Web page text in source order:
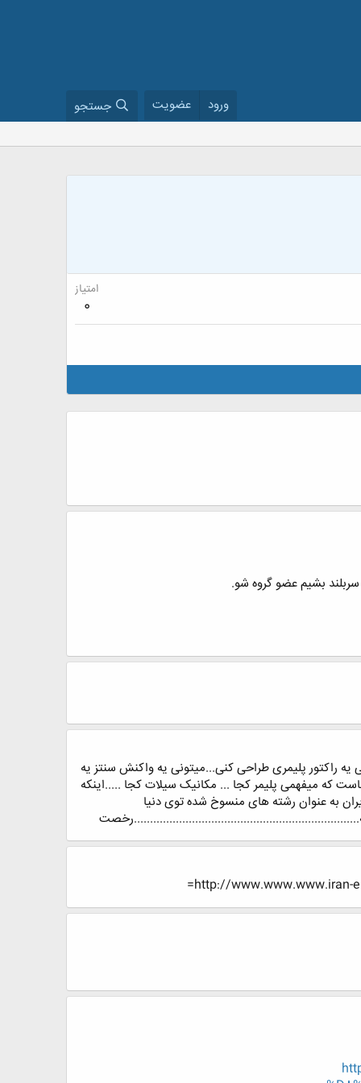
ورود عضویت جستجو
امتیاز
0
بشيم عضو گروه شو.
یه راکتور پلیمری طراحی کنی...میتونی یه واکنش سنتز یه
که میفهمی پلیمر کجا ... مکانیک سیلات کجا .....اینکه
به عنوان رشته های منسوخ شده توی دنیا
http://www.www.www.iran-